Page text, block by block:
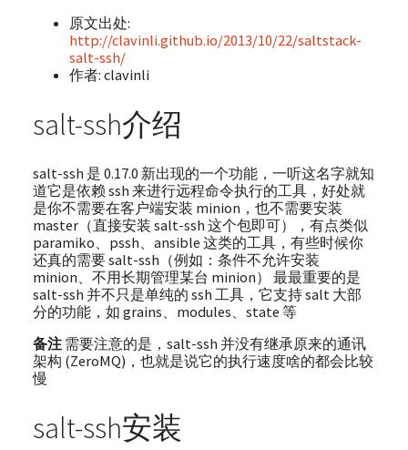
原文出处:
http://clavinli.github.io/2013/10/22/saltstack-
salt-ssh/
作者: clavinli
salt-ssh介绍
salt-ssh 是 0.17.0 新出现的一个功能，一听这名字就知
道它是依赖 ssh 来进行远程命令执行的工具，好处就
是你不需要在客户端安装 minion，也不需要安装
master（直接安装 salt-ssh 这个包即可），有点类似
paramiko、pssh、ansible 这类的工具，有些时候你
还真的需要 salt-ssh（例如：条件不允许安装
minion、不用长期管理某台 minion） 最最重要的是
salt-ssh 并不只是单纯的 ssh 工具，它支持 salt 大部
分的功能，如 grains、modules、state 等
备注需要注意的是，salt-ssh 并没有继承原来的通讯
架构 (ZeroMQ)，也就是说它的执行速度啥的都会比较
慢
salt-ssh安装